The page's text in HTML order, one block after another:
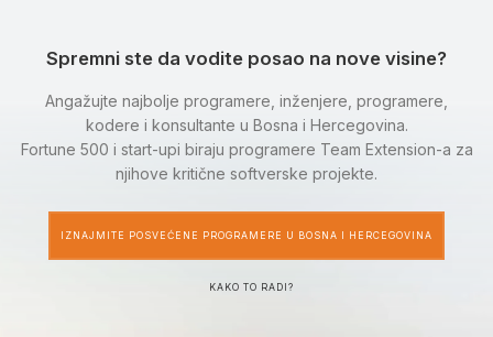
Spremni ste da vodite posao na nove visine?
Angažujte najbolje programere, inženjere, programere,
kodere i konsultante u Bosna i Hercegovina.
Fortune 500 i start-upi biraju programere Team Extension-a za
njihove kritične softverske projekte.
IZNAJMITE POSVEĆENE PROGRAMERE U BOSNA I HERCEGOVINA
KAKO TO RADI?